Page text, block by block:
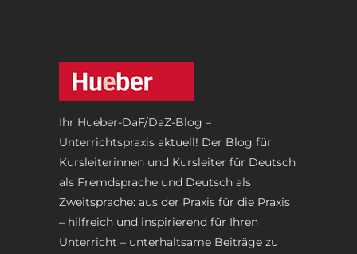
Ihr Hueber-DaF/DaZ-Blog –
Unterrichtspraxis aktuell! Der Blog für
Kursleiterinnen und Kursleiter für Deutsch
als Fremdsprache und Deutsch als
Zweitsprache: aus der Praxis für die Praxis
– hilfreich und inspirierend für Ihren
Unterricht – unterhaltsame Beiträge zu